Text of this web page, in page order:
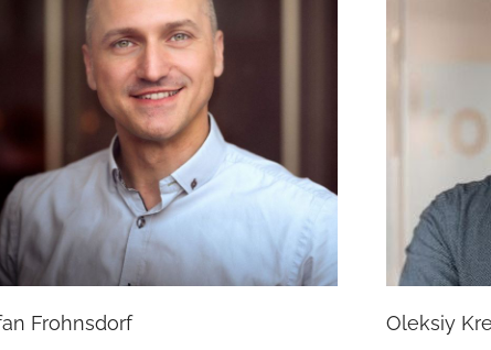
Frohnsdorf Oleksiy